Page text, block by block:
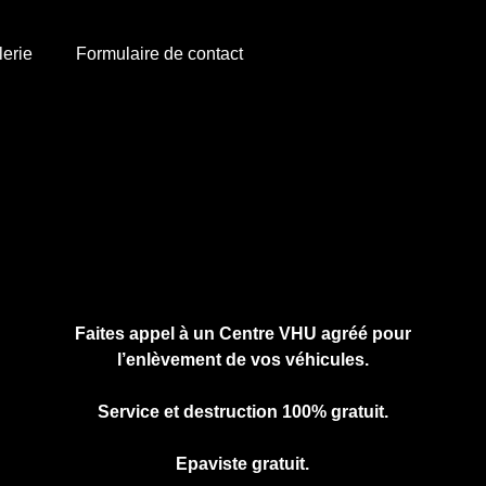
Formulaire de contact
Faites appel à un Centre VHU agréé pour
l’enlèvement de vos véhicules.
Service et destruction 100% gratuit.
Epaviste gratuit.